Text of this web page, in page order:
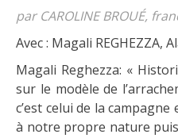
par CAROLINE BROUÉ,
Avec : Magali REGHEZZA,
Magali Reghezza: «
sur le modèle de
c’est celui de la
à notre propre nature